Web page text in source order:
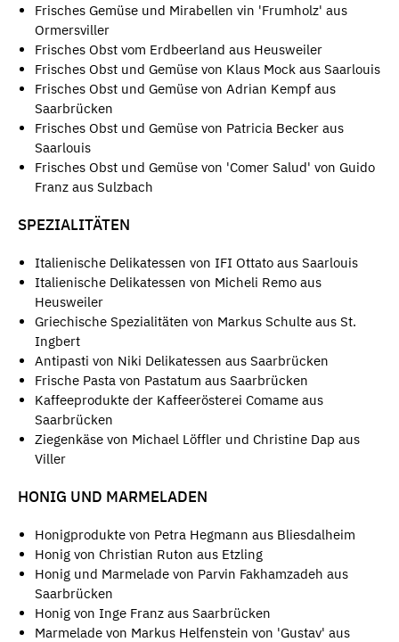
Frisches Gemüse und Mirabellen vin 'Frumholz' aus
Ormersviller
Frisches Obst vom Erdbeerland aus Heusweiler
Frisches Obst und Gemüse von Klaus Mock aus Saarlouis
Frisches Obst und Gemüse von Adrian Kempf aus
Saarbrücken
Frisches Obst und Gemüse von Patricia Becker aus
Saarlouis
Frisches Obst und Gemüse von 'Comer Salud' von Guido
Franz aus Sulzbach
SPEZIALITÄTEN
Italienische Delikatessen von IFI Ottato aus Saarlouis
Italienische Delikatessen von Micheli Remo aus
Heusweiler
Griechische Spezialitäten von Markus Schulte aus St.
Ingbert
Antipasti von Niki Delikatessen aus Saarbrücken
Frische Pasta von Pastatum aus Saarbrücken
Kaffeeprodukte der Kaffeerösterei Comame aus
Saarbrücken
Ziegenkäse von Michael Löffler und Christine Dap aus
Viller
HONIG UND MARMELADEN
Honigprodukte von Petra Hegmann aus Bliesdalheim
Honig von Christian Ruton aus Etzling
Honig und Marmelade von Parvin Fakhamzadeh aus
Saarbrücken
Honig von Inge Franz aus Saarbrücken
Marmelade von Markus Helfenstein von 'Gustav' aus